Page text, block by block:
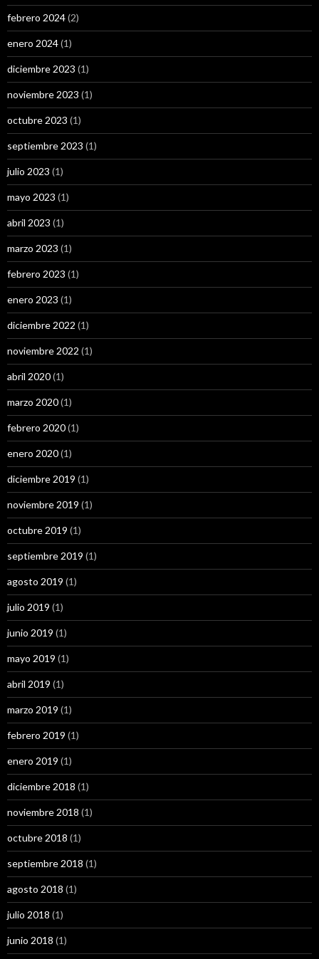
febrero 2024(2)
enero 2024(1)
diciembre 2023 (1)
noviembre 2023 (1)
octubre 2023 (1)
septiembre 2023 (1)
julio 2023 (1)
mayo 2023 (1)
abril 2023 (1)
marzo 2023 (1)
febrero 2023 (1)
enero 2023 (1)
diciembre 2022 (1)
noviembre 2022 (1)
abril 2020(1)
marzo 2020(1)
febrero 2020(1)
enero 2020(1)
diciembre 2019 (1)
noviembre 2019 (1)
octubre 2019 (1)
septiembre 2019 (1)
agosto 2019 (1)
julio 2019 (1)
junio 2019 (1)
mayo 2019 (1)
abril 2019 (1)
marzo 2019 (1)
febrero 2019 (1)
enero 2019 (1)
diciembre 2018 (1)
noviembre 2018 (1)
octubre 2018 (1)
septiembre 2018 (1)
agosto 2018 (1)
julio 2018 (1)
junio 2018 (1)